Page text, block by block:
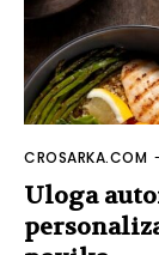
CROSARKA.COM
Uloga